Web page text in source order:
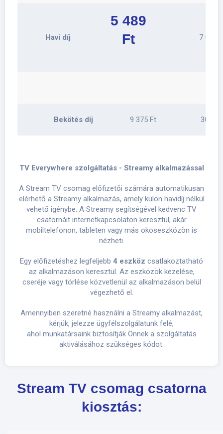
Havi díj
5 489
Ft
7 028
Bekötés díj 9 375 Ft 30
TV Everywhere szolgáltatás - Streamy alkalmazással
A Stream TV csomag előfizetői számára automatikusan
elérhető a Streamy alkalmazás, amely külön havidíj nélkül
vehető igénybe. A Streamy segítségével kedvenc TV
csatornáit internetkapcsolaton keresztül, akár
mobiltelefonon, tableten vagy más okoseszközön is
nézheti.
Egy előfizetéshez legfeljebb 4 eszköz csatlakoztatható
az alkalmazáson keresztül. Az eszközök kezelése,
cseréje vagy törlése közvetlenül az alkalmazáson belül
végezhető el.
Amennyiben szeretné használni a Streamy alkalmazást,
kérjük, jelezze ügyfélszolgálatunk felé,
ahol munkatársaink biztosítják Önnek a szolgáltatás
aktiválásához szükséges kódot.
Stream TV csomag csatorna
kiosztás: